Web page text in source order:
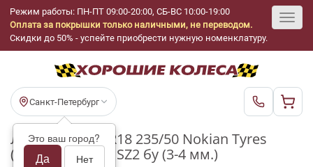
Режим работы: ПН-ПТ 09:00-20:00, СБ-ВС 10:00-19:00
Оплата за покрышки только наличными, не переводом.
Скидки до 50% - успейте приобрести нужную номенклатуру.
Санкт-Петербург
Это ваш город?
Да Нет
Летние шины R18 235/50 Nokian Tyres
(Ikon) Nordman SZ2 бу (3-4 мм.)